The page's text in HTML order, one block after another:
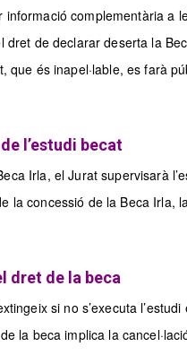
informació complementària a
dret de declarar deserta la
que és inapel·lable, es farà
l’estudi becat
Irla, el Jurat supervisarà
la concessió de la Beca Irla,
dret de la beca
si no s’executa
de la beca implica la